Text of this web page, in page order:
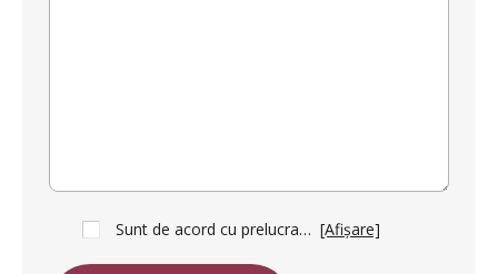
Sunt de acord cu prelucrarea datelor mele cu caracter personal în vederea trimiterii acestui formular. Temeiul prelucrării îl reprezintă obligația contractuală, în scopul livrării serviciilor solicitate, durata prelucrării fiind perioada termenului de prescripție de 3 ani de la plasarea comenzii. În măsura în care nu sunteți de acord cu prelucrarea datelor dvs, vă informăm că nu vom putea raspunde la solicitarea dvs pe aceasta cale si va rugam sa ne contactati prin e-mail sau telefon. [Afișare]